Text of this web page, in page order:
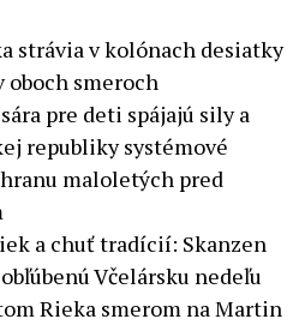
strávia v kolónach desiatky
oboch smeroch
pre deti spájajú sily a
republiky systémové
maloletých pred
a chuť tradícií: Skanzen
Včelársku nedeľu
Rieka smerom na Martin